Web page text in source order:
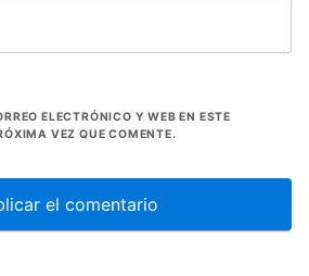
ELECTRÓNICO Y WEB EN ESTE
VEZ QUE COMENTE.